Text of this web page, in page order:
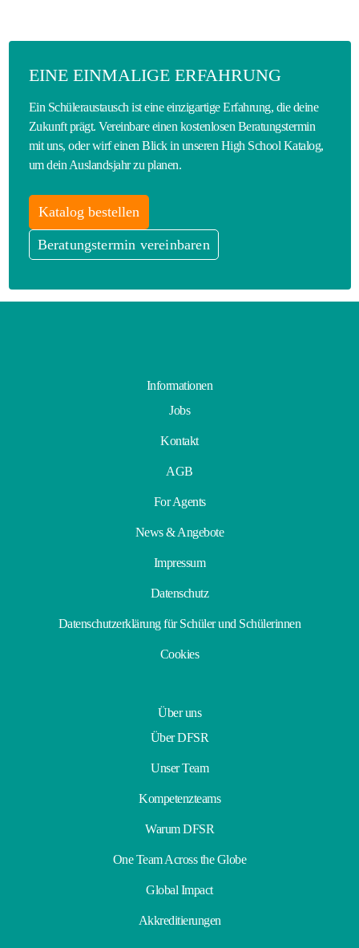
EINE EINMALIGE ERFAHRUNG
Ein Schüleraustausch ist eine einzigartige Erfahrung, die deine
Zukunft prägt. Vereinbare einen kostenlosen Beratungstermin
mit uns, oder wirf einen Blick in unseren High School Katalog,
um dein Auslandsjahr zu planen.
Katalog bestellen
Beratungstermin vereinbaren
Informationen
Jobs
Kontakt
AGB
For Agents
News & Angebote
Impressum
Datenschutz
Datenschutzerklärung für Schüler und Schülerinnen
Cookies
Über uns
Über DFSR
Unser Team
Kompetenzteams
Warum DFSR
One Team Across the Globe
Global Impact
Akkreditierungen